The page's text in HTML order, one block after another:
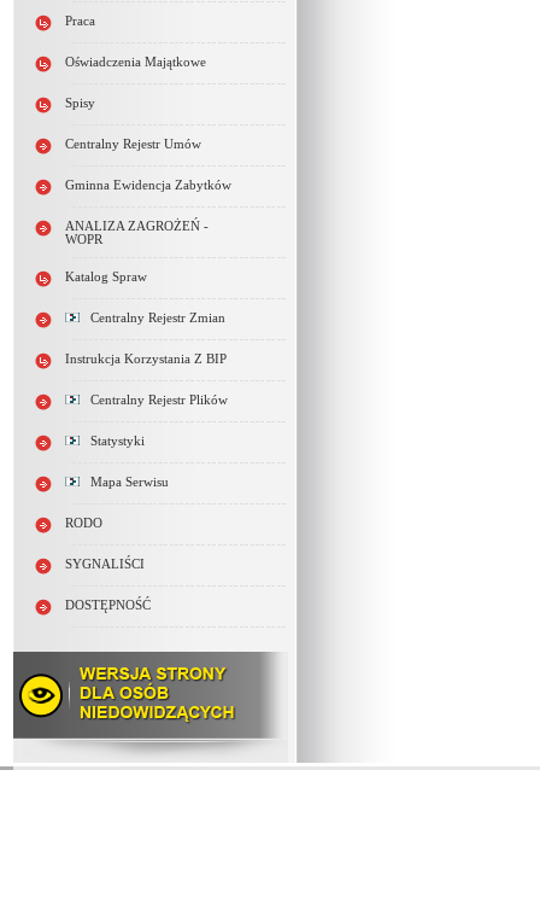
Praca
Oświadczenia Majątkowe
Spisy
Centralny Rejestr Umów
Gminna Ewidencja Zabytków
ANALIZA ZAGROŻEŃ -
WOPR
Katalog Spraw
Centralny Rejestr Zmian
Instrukcja Korzystania Z BIP
Centralny Rejestr Plików
Statystyki
Mapa Serwisu
RODO
SYGNALIŚCI
DOSTĘPNOŚĆ